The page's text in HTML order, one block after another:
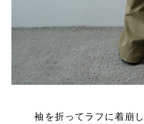
袖を折ってラフに着崩